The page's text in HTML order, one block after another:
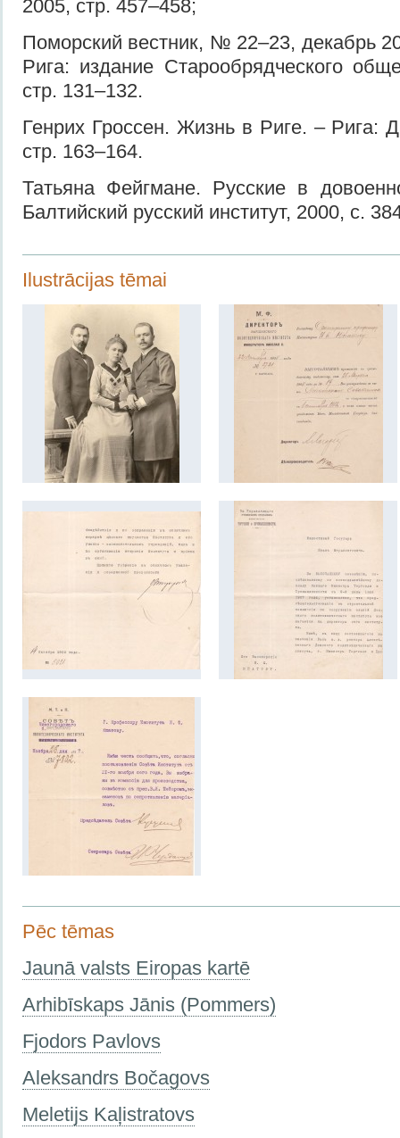
2005, стр. 457–458;
Поморский вестник, № 22–23, декабрь
Рига: издание Старообрядческого
стр. 131–132.
Генрих Гроссен. Жизнь в Риге. –
стр. 163–164.
Татьяна Фейгмане. Русские в
Балтийский русский институт, 2000, c.
Ilustrācijas tēmai
Pēc tēmas
Jaunā valsts Eiropas kartē
Arhibīskaps Jānis (Pommers)
Fjodors Pavlovs
Aleksandrs Bočagovs
Meletijs Kaļistratovs